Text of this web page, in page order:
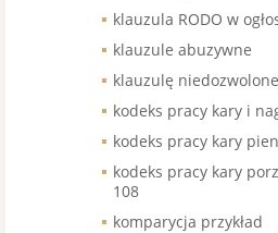
klauzula RODO w
klauzule abuzywne
klauzulę niedozwolone
kodeks pracy kary i
kodeks pracy kary
kodeks pracy kary
108
komparycja przykład